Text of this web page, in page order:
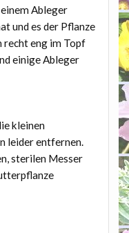
Ableger
und es der Pflanze
recht eng im Topf
einige Ableger
kleinen
leider entfernen.
sterilen Messer